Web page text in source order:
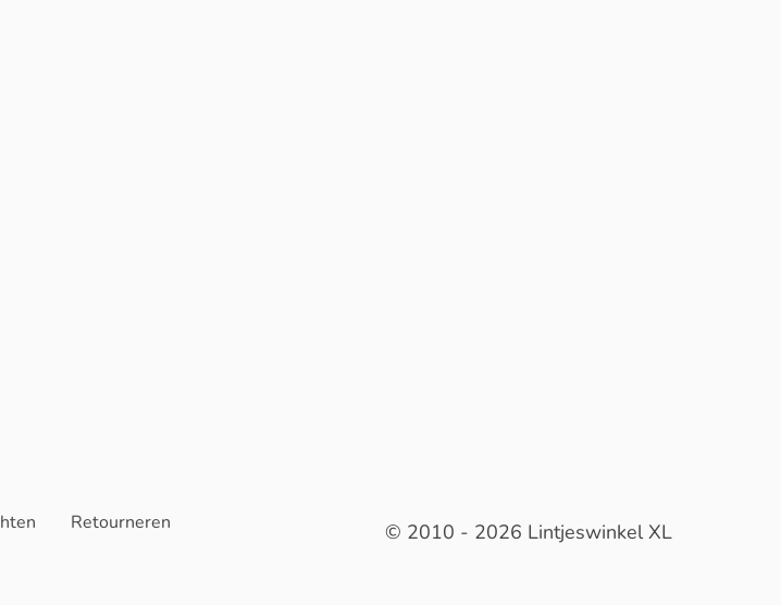
Retourneren
© 2010 - 2026 Lintjeswinkel XL